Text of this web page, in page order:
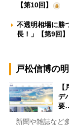
【第10回】
不透明相場に勝
長！」【第9回】
戸松信博の
デ
要
新聞や雑誌など